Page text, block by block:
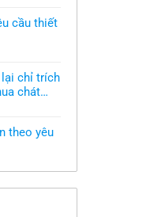
cầu thiết
lại chỉ trích
chát
theo yêu